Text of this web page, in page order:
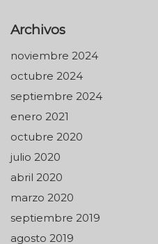
Archivos
noviembre 2024
octubre 2024
septiembre 2024
enero 2021
octubre 2020
julio 2020
abril 2020
marzo 2020
septiembre 2019
agosto 2019